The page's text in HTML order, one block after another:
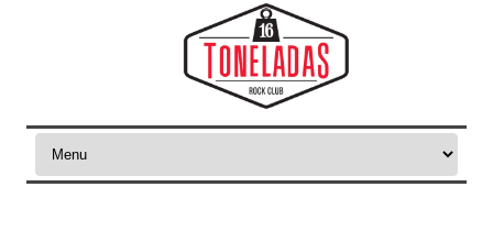
Skip to content